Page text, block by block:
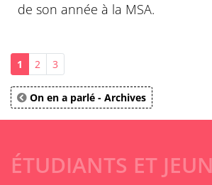
de son année à la MSA.
1 2 3
On en a parlé - Archives
ÉTUDIANTS ET